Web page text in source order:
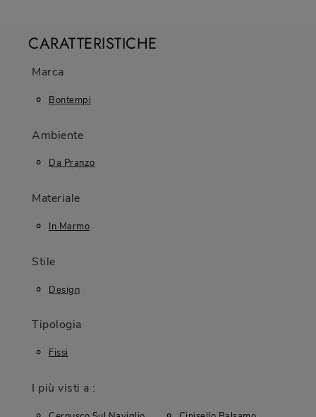
CARATTERISTICHE
Marca
Bontempi
Ambiente
Da Pranzo
Materiale
In Marmo
Stile
Design
Tipologia
Fissi
I più visti a :